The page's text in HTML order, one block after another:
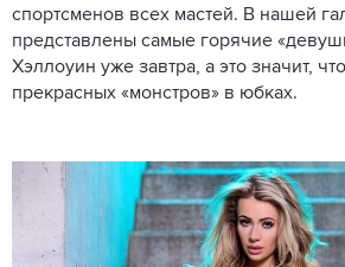
спортсменов всех мастей. В нашей
представлены самые горячие
Хэллоуин уже завтра, а это значит,
прекрасных «монстров» в юбках.